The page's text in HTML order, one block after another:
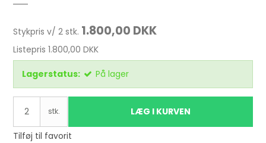
Stykpris v/ 2 stk. 1.800,00 DKK
Listepris 1.800,00 DKK
Lagerstatus: På lager
stk. LÆG I KURVEN
Tilføj til favorit